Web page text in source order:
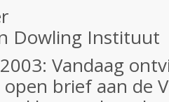
Dowling Instituut
Vandaag
brief aan de